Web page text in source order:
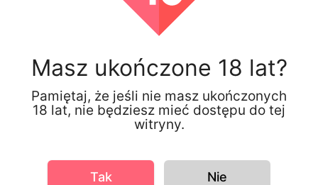
Masz ukończone 18 lat?
Pamiętaj, że jeśli nie masz ukończonych
18 lat, nie będziesz mieć dostępu do tej
witryny.
Tak Nie
Germany